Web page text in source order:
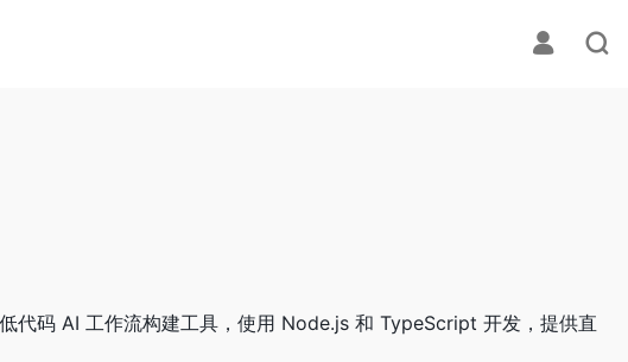
代码 AI 工作流构建工具，使用 Node.js 和 TypeScript 开发，提供直